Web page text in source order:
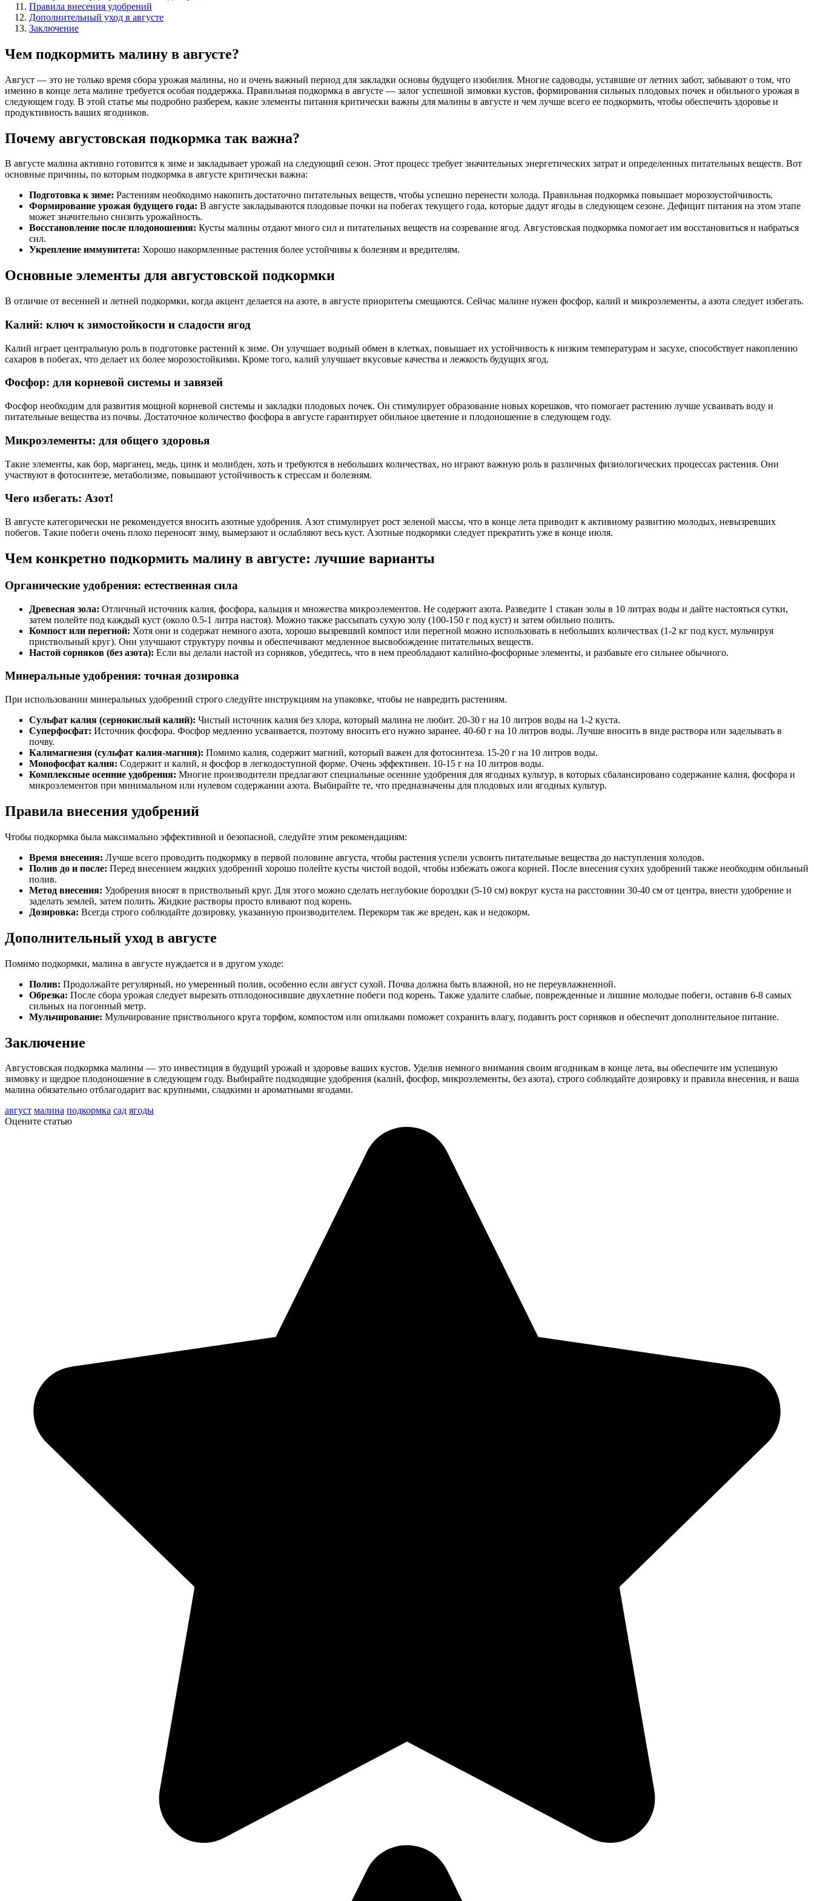
Правила внесения удобрений
Дополнительный уход в августе
Заключение
Чем подкормить малину в августе?
Август — это не только время сбора урожая малины, но и очень важный период для закладки основы будущего изобилия. Многие садоводы, уставшие от летних забот, забывают о том, что
именно в конце лета малине требуется особая поддержка. Правильная подкормка в августе — залог успешной зимовки кустов, формирования сильных плодовых почек и обильного урожая в
следующем году. В этой статье мы подробно разберем, какие элементы питания критически важны для малины в августе и чем лучше всего ее подкормить, чтобы обеспечить здоровье и
продуктивность ваших ягодников.
Почему августовская подкормка так важна?
В августе малина активно готовится к зиме и закладывает урожай на следующий сезон. Этот процесс требует значительных энергетических затрат и определенных питательных веществ. Вот
основные причины, по которым подкормка в августе критически важна:
Подготовка к зиме: Растениям необходимо накопить достаточно питательных веществ, чтобы успешно перенести холода. Правильная подкормка повышает морозоустойчивость.
Формирование урожая будущего года: В августе закладываются плодовые почки на побегах текущего года, которые дадут ягоды в следующем сезоне. Дефицит питания на этом этапе
может значительно снизить урожайность.
Восстановление после плодоношения: Кусты малины отдают много сил и питательных веществ на созревание ягод. Августовская подкормка помогает им восстановиться и набраться
сил.
Укрепление иммунитета: Хорошо накормленные растения более устойчивы к болезням и вредителям.
Основные элементы для августовской подкормки
В отличие от весенней и летней подкормки, когда акцент делается на азоте, в августе приоритеты смещаются. Сейчас малине нужен фосфор, калий и микроэлементы, а азота следует избегать.
Калий: ключ к зимостойкости и сладости ягод
Калий играет центральную роль в подготовке растений к зиме. Он улучшает водный обмен в клетках, повышает их устойчивость к низким температурам и засухе, способствует накоплению
сахаров в побегах, что делает их более морозостойкими. Кроме того, калий улучшает вкусовые качества и лежкость будущих ягод.
Фосфор: для корневой системы и завязей
Фосфор необходим для развития мощной корневой системы и закладки плодовых почек. Он стимулирует образование новых корешков, что помогает растению лучше усваивать воду и
питательные вещества из почвы. Достаточное количество фосфора в августе гарантирует обильное цветение и плодоношение в следующем году.
Микроэлементы: для общего здоровья
Такие элементы, как бор, марганец, медь, цинк и молибден, хоть и требуются в небольших количествах, но играют важную роль в различных физиологических процессах растения. Они
участвуют в фотосинтезе, метаболизме, повышают устойчивость к стрессам и болезням.
Чего избегать: Азот!
В августе категорически не рекомендуется вносить азотные удобрения. Азот стимулирует рост зеленой массы, что в конце лета приводит к активному развитию молодых, невызревших
побегов. Такие побеги очень плохо переносят зиму, вымерзают и ослабляют весь куст. Азотные подкормки следует прекратить уже в конце июля.
Чем конкретно подкормить малину в августе: лучшие варианты
Органические удобрения: естественная сила
Древесная зола: Отличный источник калия, фосфора, кальция и множества микроэлементов. Не содержит азота. Разведите 1 стакан золы в 10 литрах воды и дайте настояться сутки,
затем полейте под каждый куст (около 0.5-1 литра настоя). Можно также рассыпать сухую золу (100-150 г под куст) и затем обильно полить.
Компост или перегной: Хотя они и содержат немного азота, хорошо вызревший компост или перегной можно использовать в небольших количествах (1-2 кг под куст, мульчируя
приствольный круг). Они улучшают структуру почвы и обеспечивают медленное высвобождение питательных веществ.
Настой сорняков (без азота): Если вы делали настой из сорняков, убедитесь, что в нем преобладают калийно-фосфорные элементы, и разбавьте его сильнее обычного.
Минеральные удобрения: точная дозировка
При использовании минеральных удобрений строго следуйте инструкциям на упаковке, чтобы не навредить растениям.
Сульфат калия (сернокислый калий): Чистый источник калия без хлора, который малина не любит. 20-30 г на 10 литров воды на 1-2 куста.
Суперфосфат: Источник фосфора. Фосфор медленно усваивается, поэтому вносить его нужно заранее. 40-60 г на 10 литров воды. Лучше вносить в виде раствора или заделывать в
почву.
Калимагнезия (сульфат калия-магния): Помимо калия, содержит магний, который важен для фотосинтеза. 15-20 г на 10 литров воды.
Монофосфат калия: Содержит и калий, и фосфор в легкодоступной форме. Очень эффективен. 10-15 г на 10 литров воды.
Комплексные осенние удобрения: Многие производители предлагают специальные осенние удобрения для ягодных культур, в которых сбалансировано содержание калия, фосфора и
микроэлементов при минимальном или нулевом содержании азота. Выбирайте те, что предназначены для плодовых или ягодных культур.
Правила внесения удобрений
Чтобы подкормка была максимально эффективной и безопасной, следуйте этим рекомендациям:
Время внесения: Лучше всего проводить подкормку в первой половине августа, чтобы растения успели усвоить питательные вещества до наступления холодов.
Полив до и после: Перед внесением жидких удобрений хорошо полейте кусты чистой водой, чтобы избежать ожога корней. После внесения сухих удобрений также необходим обильный
полив.
Метод внесения: Удобрения вносят в приствольный круг. Для этого можно сделать неглубокие бороздки (5-10 см) вокруг куста на расстоянии 30-40 см от центра, внести удобрение и
заделать землей, затем полить. Жидкие растворы просто вливают под корень.
Дозировка: Всегда строго соблюдайте дозировку, указанную производителем. Перекорм так же вреден, как и недокорм.
Дополнительный уход в августе
Помимо подкормки, малина в августе нуждается и в другом уходе:
Полив: Продолжайте регулярный, но умеренный полив, особенно если август сухой. Почва должна быть влажной, но не переувлажненной.
Обрезка: После сбора урожая следует вырезать отплодоносившие двухлетние побеги под корень. Также удалите слабые, поврежденные и лишние молодые побеги, оставив 6-8 самых
сильных на погонный метр.
Мульчирование: Мульчирование приствольного круга торфом, компостом или опилками поможет сохранить влагу, подавить рост сорняков и обеспечит дополнительное питание.
Заключение
Августовская подкормка малины — это инвестиция в будущий урожай и здоровье ваших кустов. Уделив немного внимания своим ягодникам в конце лета, вы обеспечите им успешную
зимовку и щедрое плодоношение в следующем году. Выбирайте подходящие удобрения (калий, фосфор, микроэлементы, без азота), строго соблюдайте дозировку и правила внесения, и ваша
малина обязательно отблагодарит вас крупными, сладкими и ароматными ягодами.
август малина подкормка сад ягоды
Оцените статью